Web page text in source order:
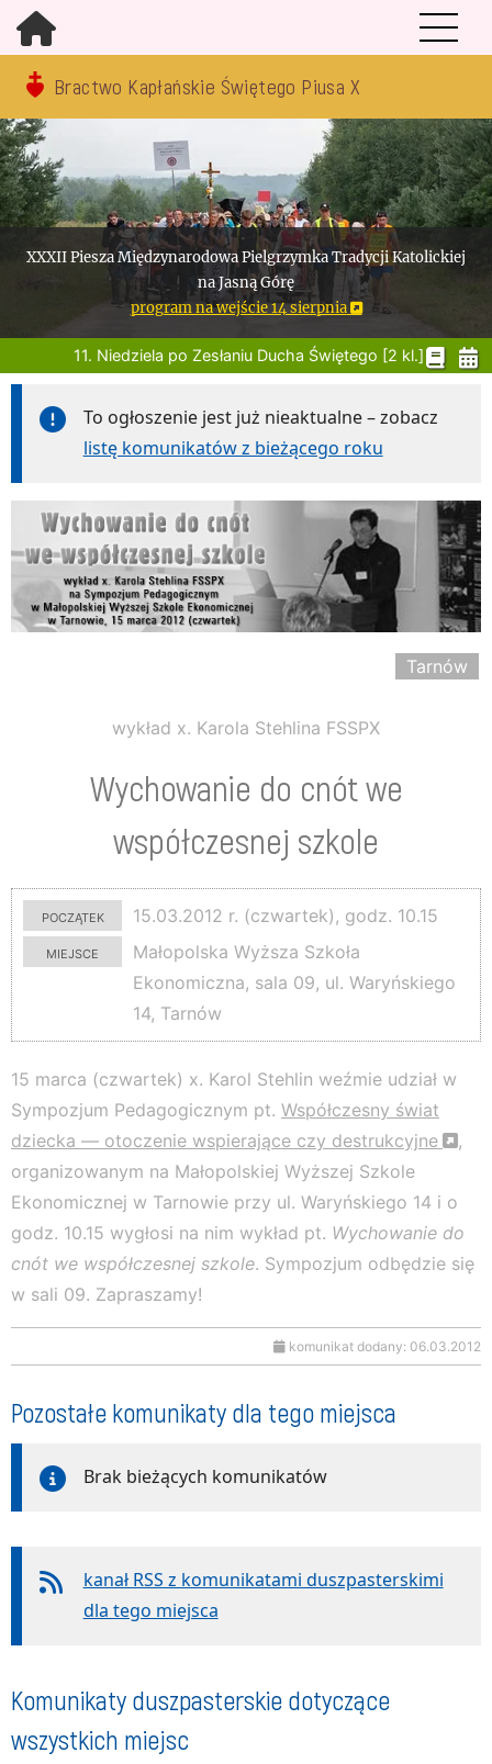
Bractwo Kapłańskie Świętego Piusa X
XXXII Piesza Międzynarodowa Pielgrzymka Tradycji Katolickiej
na Jasną Górę
program na wejście 14 sierpnia
11. Niedziela po Zesłaniu Ducha Świętego [2 kl.]
To ogłoszenie jest już nieaktualne – zobacz
listę komunikatów z bieżącego roku
Tarnów
wykład x. Karola Stehlina FSSPX
Wychowanie do cnót we
współczesnej szkole
początek
15.03.2012 r. (czwartek), godz. 10.15
miejsce
Małopolska Wyższa Szkoła
Ekonomiczna, sala 09, ul. Waryńskiego
14, Tarnów
15 marca (czwartek) x. Karol Stehlin weźmie udział w
Sympozjum Pedagogicznym pt. Współczesny świat
dziecka — otoczenie wspierające czy destrukcyjne
,
organizowanym na Małopolskiej Wyższej Szkole
Ekonomicznej w Tarnowie przy ul. Waryńskiego 14 i o
godz. 10.15 wygłosi na nim wykład pt. Wychowanie do
cnót we współczesnej szkole. Sympozjum odbędzie się
w sali 09. Zapraszamy!
komunikat dodany: 06.03.2012
Pozostałe komunikaty dla tego miejsca
Brak bieżących komunikatów
kanał RSS z komunikatami duszpasterskimi
dla tego miejsca
Komunikaty duszpasterskie dotyczące
wszystkich miejsc